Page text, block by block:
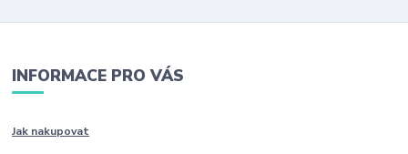
INFORMACE PRO VÁS
Jak nakupovat